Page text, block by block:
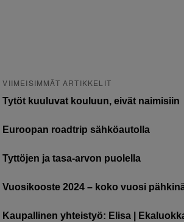
VIIMEISIMMÄT ARTIKKELIT
Tytöt kuuluvat kouluun, eivät naimisiin
Euroopan roadtrip sähköautolla
Tyttöjen ja tasa-arvon puolella
Vuosikooste 2024 – koko vuosi
Kaupallinen yhteistyö: Elisa |